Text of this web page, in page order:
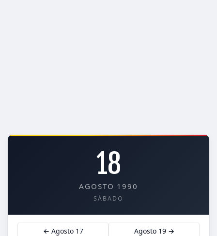
18
AGOSTO 1990
SÁBADO
← Agosto 17 Agosto 19 →